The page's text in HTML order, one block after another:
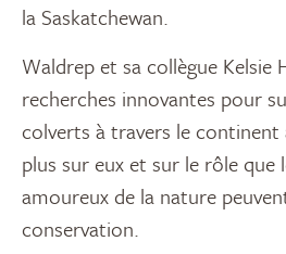
la Saskatchewan.
Waldrep et sa collègue Kelsie
recherches innovantes pour
colverts à travers le continent
plus sur eux et sur le rôle que
amoureux de la nature
conservation.